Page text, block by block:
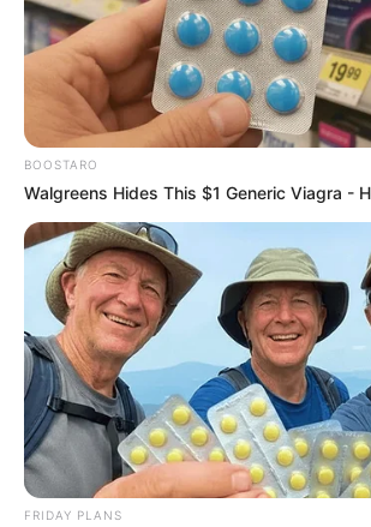
BOOSTARO
Walgreens Hides This $1 Generic Viagra -
FRIDAY PLANS